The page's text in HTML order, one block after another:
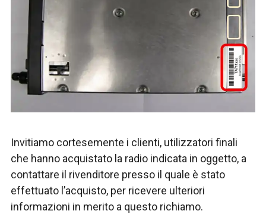
Invitiamo cortesemente i clienti, utilizzatori finali
che hanno acquistato la radio indicata in oggetto, a
contattare il rivenditore presso il quale è stato
effettuato l’acquisto, per ricevere ulteriori
informazioni in merito a questo richiamo.